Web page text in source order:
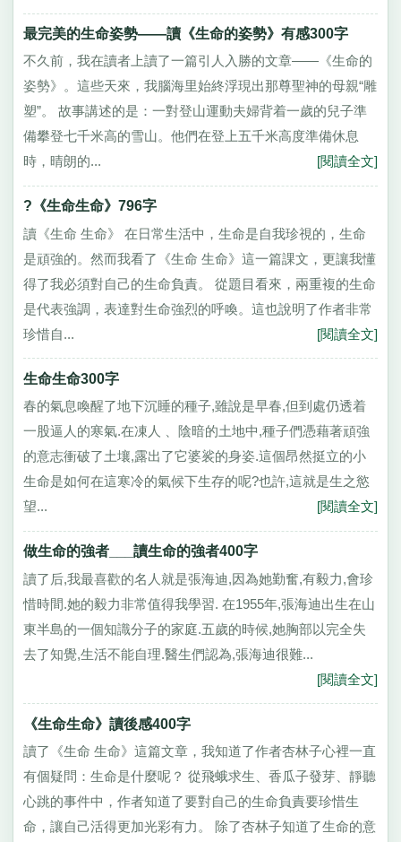
最完美的生命姿勢——讀《生命的姿勢》有感300字
不久前，我在讀者上讀了一篇引人入勝的文章——《生命的
姿勢》。這些天來，我腦海里始終浮現出那尊聖神的母親“雕
塑”。 故事講述的是：一對登山運動夫婦背着一歲的兒子準
備攀登七千米高的雪山。他們在登上五千米高度準備休息
時，晴朗的...
[閱讀全文]
?《生命生命》796字
讀《生命 生命》 在日常生活中，生命是自我珍視的，生命
是頑強的。然而我看了《生命 生命》這一篇課文，更讓我懂
得了我必須對自己的生命負責。 從題目看來，兩重複的生命
是代表強調，表達對生命強烈的呼喚。這也說明了作者非常
珍惜自...
[閱讀全文]
生命生命300字
春的氣息喚醒了地下沉睡的種子,雖說是早春,但到處仍透着
一股逼人的寒氣.在凍人 、陰暗的土地中,種子們憑藉著頑強
的意志衝破了土壤,露出了它婆裟的身姿.這個昂然挺立的小
生命是如何在這寒冷的氣候下生存的呢?也許,這就是生之慾
望...
[閱讀全文]
做生命的強者___讀生命的強者400字
讀了后,我最喜歡的名人就是張海迪,因為她勤奮,有毅力,會珍
惜時間.她的毅力非常值得我學習. 在1955年,張海迪出生在山
東半島的一個知識分子的家庭.五歲的時候,她胸部以完全失
去了知覺,生活不能自理.醫生們認為,張海迪很難...
[閱讀全文]
《生命生命》讀後感400字
讀了《生命 生命》這篇文章，我知道了作者杏林子心裡一直
有個疑問：生命是什麼呢？ 從飛蛾求生、香瓜子發芽、靜聽
心跳的事件中，作者知道了要對自己的生命負責要珍惜生
命，讓自己活得更加光彩有力。 除了杏林子知道了生命的意